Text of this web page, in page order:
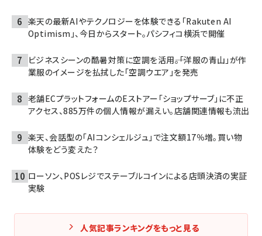
楽天の最新AIやテクノロジーを体験できる「Rakuten AI
Optimism」、今日からスタート。パシフィコ横浜で開催
ビジネスシーンの酷暑対策に空調を活用――。「洋服の青山」が作
業服のイメージを払拭した「空調ウエア」を発売
老舗ECプラットフォームのEストアー「ショップサーブ」に不正
アクセス、885万件の個人情報が漏えい。店舗関連情報も流出
楽天、会話型の「AIコンシェルジュ」で注文額17％増。買い物
体験をどう変えた？
ローソン、POSレジでステーブルコインによる店頭決済の実証
実験
人気記事ランキングをもっと見る